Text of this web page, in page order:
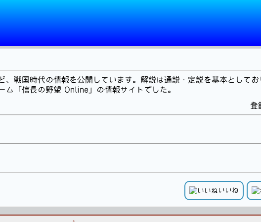
、戦国時代の情報を公開しています。解説は通説・定説を基本として
「信長の野望 Online」の情報サイトでした。
登
いいね